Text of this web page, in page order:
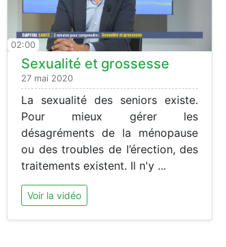
02:00
Sexualité et grossesse
27 mai 2020
La sexualité des seniors existe.
Pour mieux gérer les
désagréments de la ménopause
ou des troubles de l’érection, des
traitements existent. Il n'y ...
Voir la vidéo